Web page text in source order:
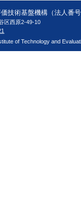
技術基盤機構（法人番号
区西原2-49-10
of Technology and